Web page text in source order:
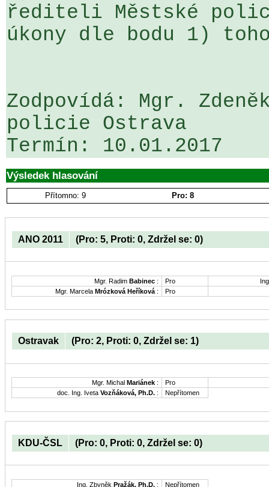
řediteli Městské
úkony dle bodu 1)
Zodpovídá: Mgr.
policie Ostrava
Výsledek hlasování
Přítomno: 9 Pro: 8
ANO 2011 (Pro: 5, Proti: 0, Zdržel se: 0)
Mgr. Radim Babinec : Pro
Mgr. Marcela Mrózková Heříková : Pro
Ostravak (Pro: 2, Proti: 0, Zdržel se: 1)
Mgr. Michal Mariánek :
Pro
doc. Ing. Iveta Vozňáková, Ph.D. : Nepřítomen
KDU-ČSL (Pro: 0, Proti: 0, Zdržel se: 0)
Ing. Zbyněk Pražák, Ph.D. : Nepřítomen